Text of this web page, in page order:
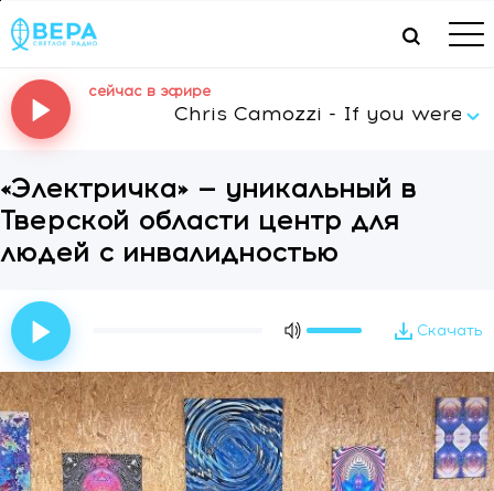
сейчас в эфире
Chris Camozzi - If you were mine
«Электричка» — уникальный в
Тверской области центр для
людей с инвалидностью
Скачать